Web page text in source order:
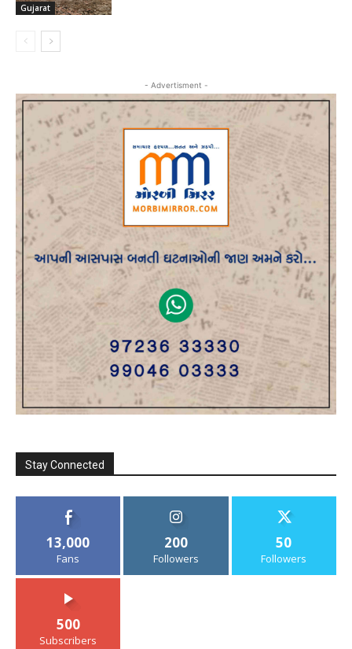
Gujarat
- Advertisment -
Stay Connected
13,000
Fans
200
Followers
50
Followers
500
Subscribers